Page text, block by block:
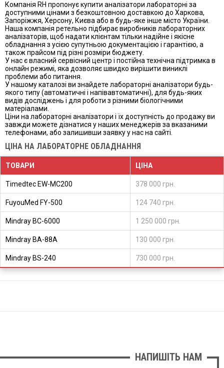
Компанія RH пропонує купити аналізатори лабораторні за
доступними цінами з безкоштовною доставкою до Харкова,
Запоріжжя, Херсону, Києва або в будь-яке інше місто України.
Наша компанія ретельно підбирає виробників лабораторних
аналізаторів, щоб надати клієнтам тільки надійне і якісне
обладнання з усією супутньою документацією і гарантією, а
також прайсом під різні розміри бюджету.
У нас є власний сервісний центр і постійна технічна підтримка в
онлайн режимі, яка дозволяє швидко вирішити виниклі
проблеми або питання.
У нашому каталозі ви знайдете лабораторні аналізатори будь-
якого типу (автоматичні і напівавтоматичні), для будь-яких
видів досліджень і для роботи з різними біологічними
матеріалами.
Ціни на лабораторні аналізатори і їх доступність до продажу ви
завжди можете дізнатися у наших менеджерів за вказаними
телефонами, або залишивши заявку у нас на сайті.
ЦІНА НА ЛАБОРАТОРНЕ ОБЛАДНАННЯ
ТОВАРИ ЦІНА
Timedtec EW-MC200 378 000 грн.
FuyouMed FY-500 124 740 грн.
Mindray BC-6000 1 250 000 грн.
Mindray ВА-88А 130 000 грн.
Mindray ВS-240 730 000 грн.
НАПИШІТЬ НАМ